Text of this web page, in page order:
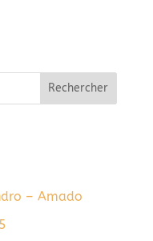
Rechercher
– Amado